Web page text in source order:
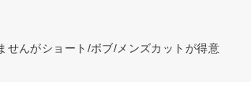
せんがショート/ボブ/メンズカットが得意